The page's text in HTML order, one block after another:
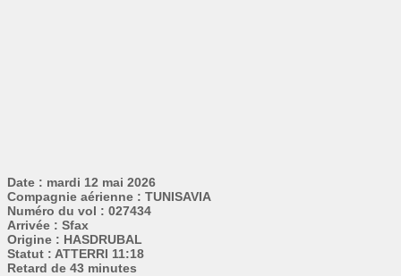
Date : mardi 12 mai 2026
Compagnie aérienne : TUNISAVIA
Numéro du vol : 027434
Arrivée : Sfax
Origine : HASDRUBAL
Statut : ATTERRI 11:18
Retard de 43 minutes